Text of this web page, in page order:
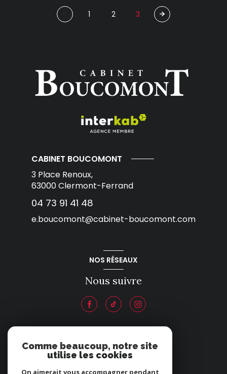
1 2 3
CABINET BOUCOMONT
3 Place Renoux,
63000Clermont-Ferrand
04 73 91 41 48
e.boucomont@cabinet-boucomont.com
NOS RÉSEAUX
Nous suivre
ADHÉRENTS
Comme beaucoup, notre site
utilise les cookies
On aimerait vous accompagner pendant